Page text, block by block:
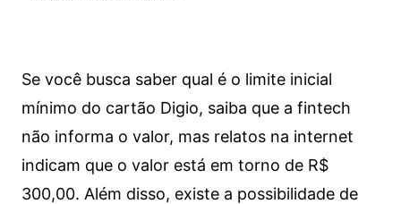
Se você busca saber qual é o limite inicial
mínimo do cartão Digio, saiba que a fintech
não informa o valor, mas relatos na internet
indicam que o valor está em torno de R$
300,00. Além disso, existe a possibilidade de